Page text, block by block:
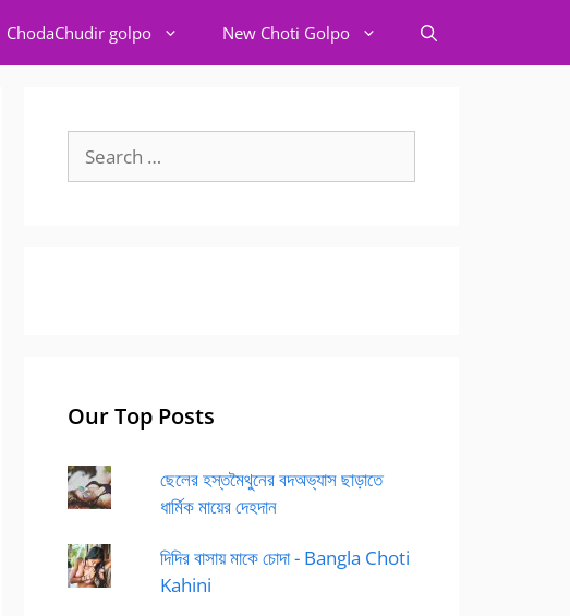
ChodaChudir golpo New Choti Golpo
for:
Our Top Posts
ছেলের হস্তমৈথুনের বদঅভ্যাস ছাড়াতে
ধার্মিক মায়ের দেহদান
দিদির বাসায় মাকে চোদা - Bangla Choti
Kahini